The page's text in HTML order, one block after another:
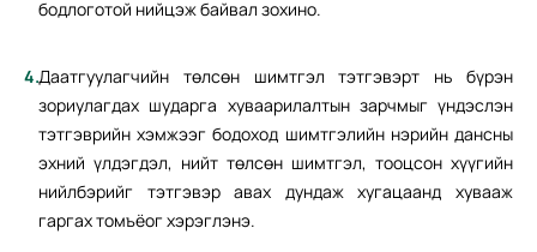
бодлоготой нийцэж байвал зохино.
Даатгуулагчийн төлсөн шимтгэл тэтгэвэрт нь бүрэн
зориулагдах шударга хуваарилалтын зарчмыг үндэслэн
тэтгэврийн хэмжээг бодоход шимтгэлийн нэрийн дансны
эхний үлдэгдэл, нийт төлсөн шимтгэл, тооцсон хүүгийн
нийлбэрийг тэтгэвэр авах дундаж хугацаанд хувааж
гаргах томъёог хэрэглэнэ.